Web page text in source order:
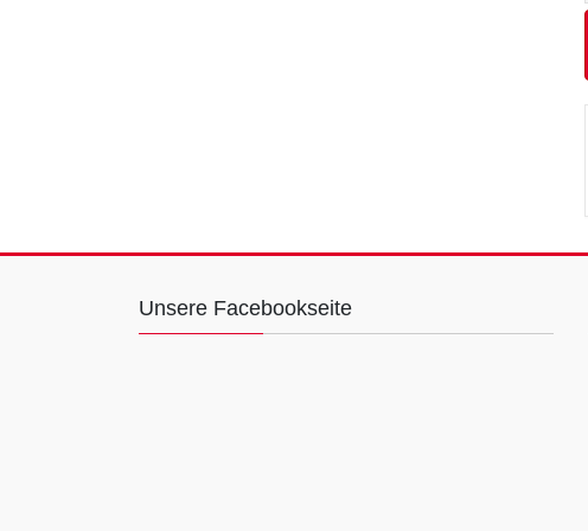
Unsere Facebookseite